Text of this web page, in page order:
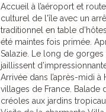
Accueil à l’aéroport et
culturel de l'île avec un
traditionnel en table
été maintes fois primée.
Salazie. Le long de
jaillissent
Arrivée dans l’après-midi
villages de France. Balade
créoles aux jardins